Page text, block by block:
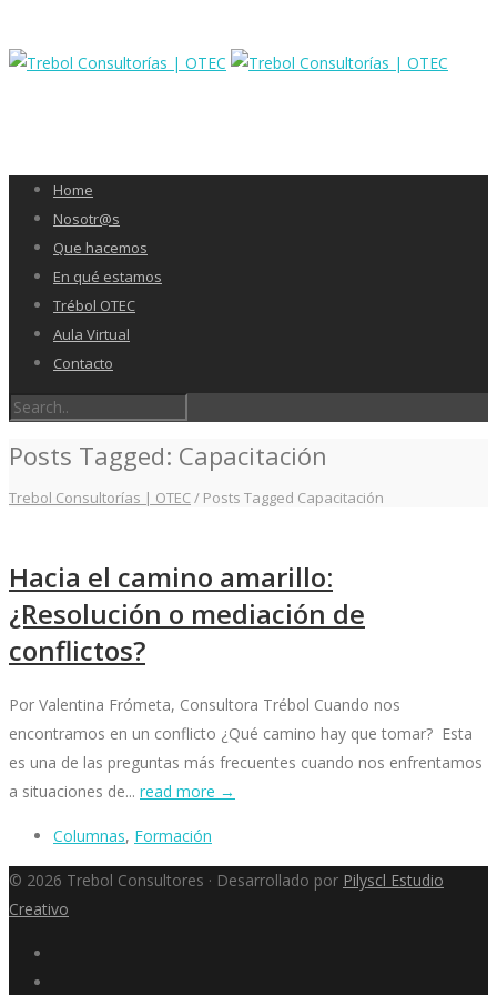
Home
Nosotr@s
Que hacemos
En qué estamos
Trébol OTEC
Aula Virtual
Contacto
Posts Tagged: Capacitación
Trebol Consultorías | OTEC/ Posts Tagged Capacitación
Hacia el camino amarillo:
¿Resolución o mediación de
conflictos?
Por Valentina Frómeta, Consultora Trébol Cuando nos
encontramos en un conflicto ¿Qué camino hay que tomar? Esta
es una de las preguntas más frecuentes cuando nos enfrentamos
a situaciones de... read more →
Columnas, Formación
© 2026 Trebol Consultores · Desarrollado por Pilyscl Estudio
Creativo